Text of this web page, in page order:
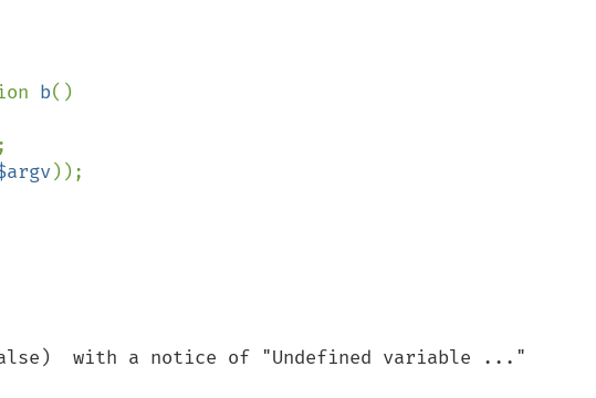
b()
));
with a notice of "Undefined variable ..."